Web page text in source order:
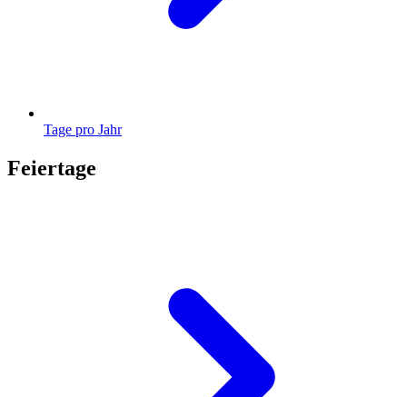
Tage pro Jahr
Feiertage